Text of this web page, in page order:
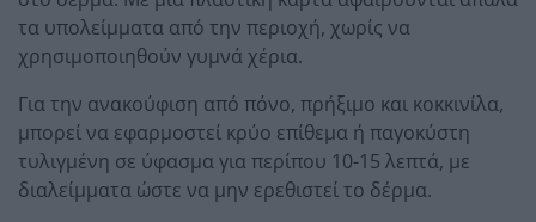
τα υπολείμματα από την περιοχή, χωρίς να
χρησιμοποιηθούν γυμνά χέρια.
Για την ανακούφιση από πόνο, πρήξιμο και κοκκινίλα,
μπορεί να εφαρμοστεί κρύο επίθεμα ή παγοκύστη
τυλιγμένη σε ύφασμα για περίπου 10-15 λεπτά, με
διαλείμματα ώστε να μην ερεθιστεί το δέρμα.